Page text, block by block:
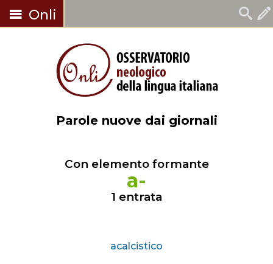
Onli
Parole nuove dai giornali
Con elemento formante
a-
1 entrata
acalcistico